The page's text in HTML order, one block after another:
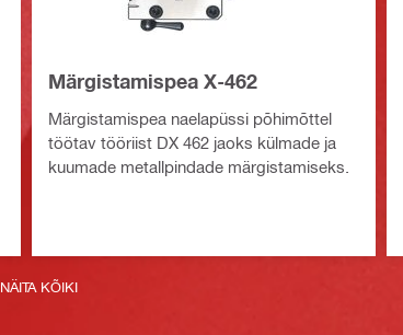
Märgistamispea X-462
Märgistamispea naelapüssi põhimõttel
töötav tööriist DX 462 jaoks külmade ja
kuumade metallpindade märgistamiseks.
NÄITA KÕIKI